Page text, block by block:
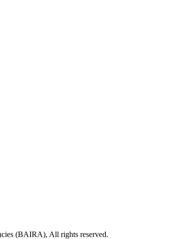
(BAIRA), All rights reserved.